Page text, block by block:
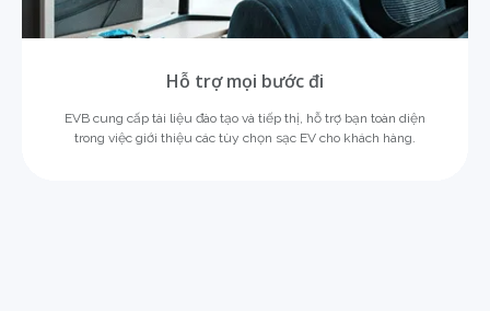
Hỗ trợ mọi bước đi
EVB cung cấp tài liệu đào tạo và tiếp thị, hỗ trợ bạn toàn diện
trong việc giới thiệu các tùy chọn sạc EV cho khách hàng.